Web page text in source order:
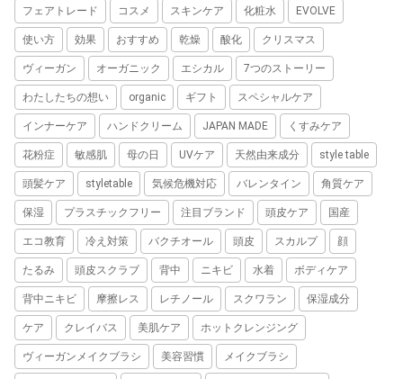
フェアトレード コスメ スキンケア 化粧水 EVOLVE
使い方 効果 おすすめ 乾燥 酸化 クリスマス
ヴィーガン オーガニック エシカル 7つのストーリー
わたしたちの想い organic ギフト スペシャルケア
インナーケア ハンドクリーム JAPAN MADE くすみケア
花粉症 敏感肌 母の日 UVケア 天然由来成分 style table
頭髪ケア styletable 気候危機対応 バレンタイン 角質ケア
保湿 プラスチックフリー 注目ブランド 頭皮ケア 国産
エコ教育 冷え対策 バクチオール 頭皮 スカルプ 顔
たるみ 頭皮スクラブ 背中 ニキビ 水着 ボディケア
背中ニキビ 摩擦レス レチノール スクワラン 保湿成分
ケア クレイバス 美肌ケア ホットクレンジング
ヴィーガンメイクブラシ 美容習慣 メイクブラシ